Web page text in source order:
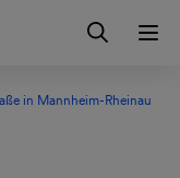
in Mannheim-Rheinau